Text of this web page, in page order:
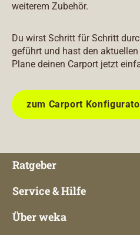
weiterem Zubehör.
Du wirst Schritt für Schritt
geführt und hast den
Plane deinen Carport jetzt
zum Carport
Ratgeber
Service & Hilfe
Über weka